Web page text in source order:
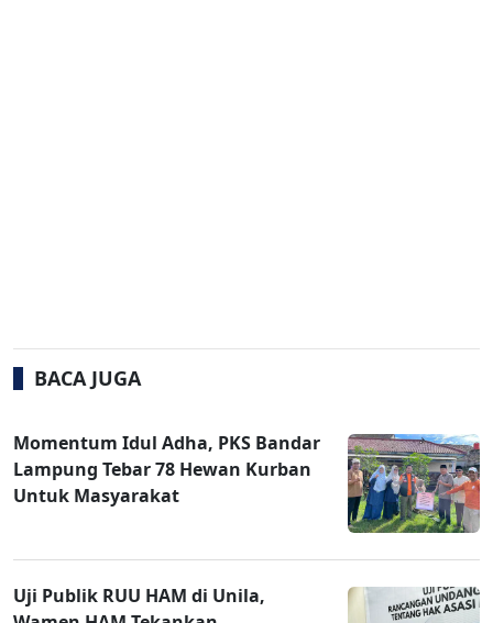
BACA JUGA
Momentum Idul Adha, PKS Bandar
Lampung Tebar 78 Hewan Kurban
Untuk Masyarakat
Uji Publik RUU HAM di Unila,